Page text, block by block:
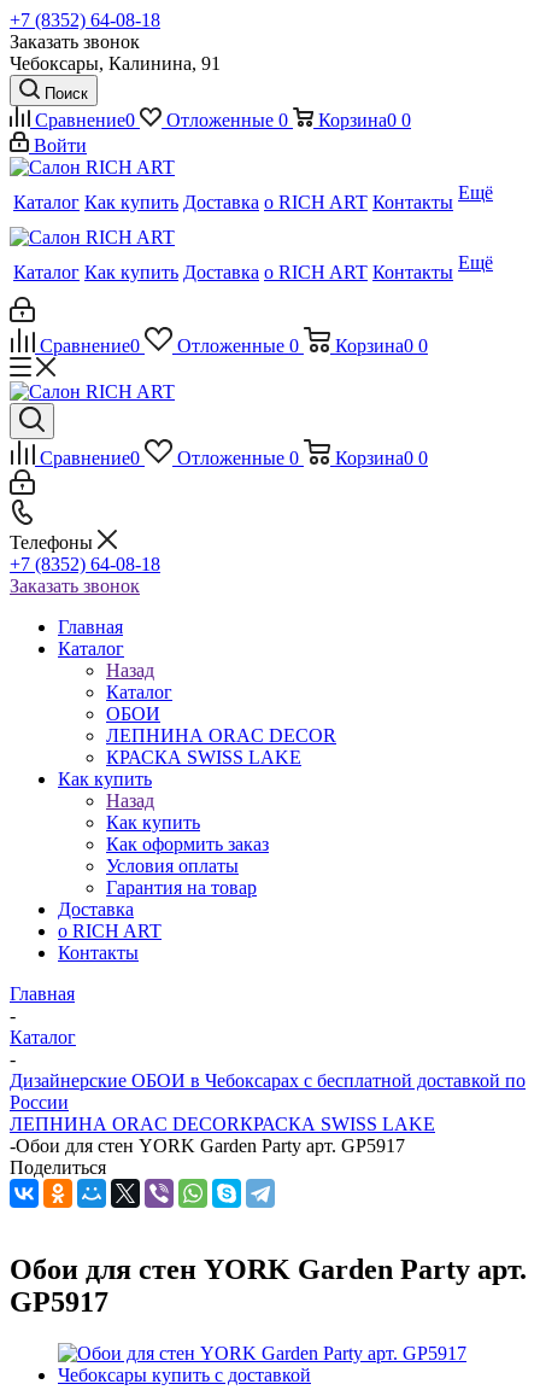
+7 (8352) 64-08-18
Заказать звонок
Чебоксары, Калинина, 91
Поиск
Сравнение0 Отложенные 0 Корзина0 0
Войти
Каталог Как купить Доставка о RICH ART Контакты Ещё
Каталог Как купить Доставка о RICH ART Контакты Ещё
Сравнение0 Отложенные 0 Корзина0 0
Сравнение0 Отложенные 0 Корзина0 0
Телефоны
+7 (8352) 64-08-18
Заказать звонок
Главная
Каталог
Назад
Каталог
ОБОИ
ЛЕПНИНА ORAC DECOR
КРАСКА SWISS LAKE
Как купить
Назад
Как купить
Как оформить заказ
Условия оплаты
Гарантия на товар
Доставка
о RICH ART
Контакты
Главная
-
Каталог
-
Дизайнерские ОБОИ в Чебоксарах с бесплатной доставкой по
России
ЛЕПНИНА ORAC DECORКРАСКА SWISS LAKE
-Обои для стен YORK Garden Party арт. GP5917
Поделиться
Обои для стен YORK Garden Party арт.
GP5917